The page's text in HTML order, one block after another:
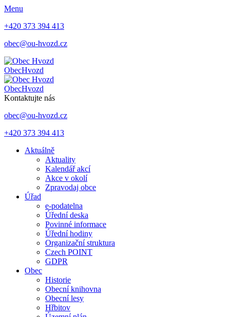
Menu
+420 373 394 413
obec@ou-hvozd.cz
ObecHvozd
ObecHvozd
Kontaktujte nás
obec@ou-hvozd.cz
+420 373 394 413
Aktuálně
Aktuality
Kalendář akcí
Akce v okolí
Zpravodaj obce
Úřad
e-podatelna
Úřední deska
Povinné informace
Úřední hodiny
Organizační struktura
Czech POINT
GDPR
Obec
Historie
Obecní knihovna
Obecní lesy
Hřbitov